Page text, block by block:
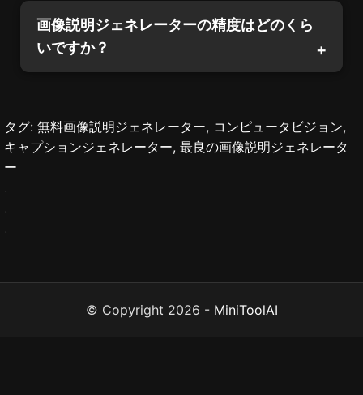
画像説明ジェネレーターの精度はどのくら
いですか？
タグ: 無料画像説明ジェネレーター, コンピュータビジョン,
キャプションジェネレーター, 最良の画像説明ジェネレータ
ー
.
.
.
© Copyright 2026 - MiniToolAI